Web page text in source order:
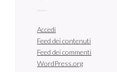
Accedi
Feed dei contenuti
Feed dei commenti
WordPress.org